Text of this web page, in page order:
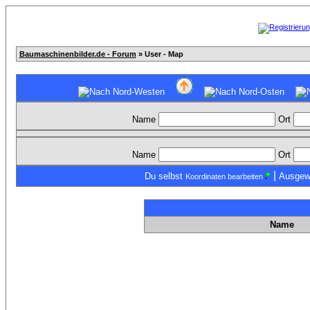
Baumaschinenbilder.de - Forum » User - Map
Name Ort
Name Ort
Du selbst Koordinaten bearbeiten |
Name